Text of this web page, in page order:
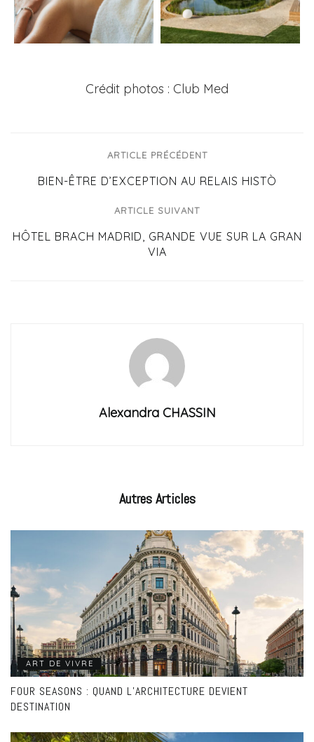
Crédit photos : Club Med
ARTICLE PRÉCÉDENT
BIEN-ÊTRE D’EXCEPTION AU RELAIS HISTÒ
ARTICLE SUIVANT
HÔTEL BRACH MADRID, GRANDE VUE SUR LA GRAN
VIA
Alexandra CHASSIN
AutresArticles
ART DE VIVRE
FOUR SEASONS : QUAND L’ARCHITECTURE DEVIENT
DESTINATION